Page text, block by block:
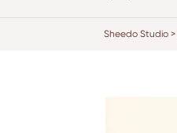
Sheedo Studio>